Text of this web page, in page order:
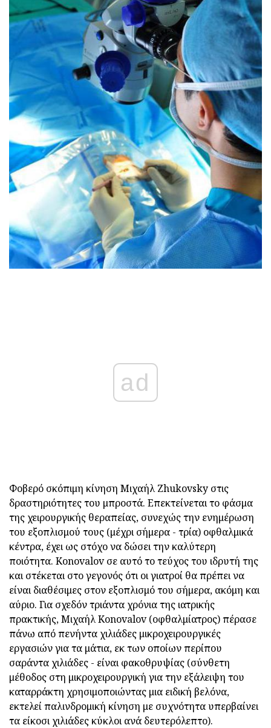
ad
Φοβερό σκόπιμη κίνηση Μιχαήλ Zhukovsky στις
δραστηριότητες του μπροστά. Επεκτείνεται το φάσμα
της χειρουργικής θεραπείας, συνεχώς την ενημέρωση
του εξοπλισμού τους (μέχρι σήμερα - τρία) οφθαλμικά
κέντρα, έχει ως στόχο να δώσει την καλύτερη
ποιότητα. Konovalov σε αυτό το τεύχος του ιδρυτή της
και στέκεται στο γεγονός ότι οι γιατροί θα πρέπει να
είναι διαθέσιμες στον εξοπλισμό του σήμερα, ακόμη και
αύριο. Για σχεδόν τριάντα χρόνια της ιατρικής
πρακτικής, Μιχαήλ Konovalov (οφθαλμίατρος) πέρασε
πάνω από πενήντα χιλιάδες μικροχειρουργικές
εργασιών για τα μάτια, εκ των οποίων περίπου
σαράντα χιλιάδες - είναι φακοθρυψίας (σύνθετη
μέθοδος στη μικροχειρουργική για την εξάλειψη του
καταρράκτη χρησιμοποιώντας μια ειδική βελόνα,
εκτελεί παλινδρομική κίνηση με συχνότητα υπερβαίνει
τα είκοσι χιλιάδες κύκλοι ανά δευτερόλεπτο).